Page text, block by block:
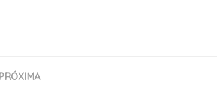
PRÓXIMA